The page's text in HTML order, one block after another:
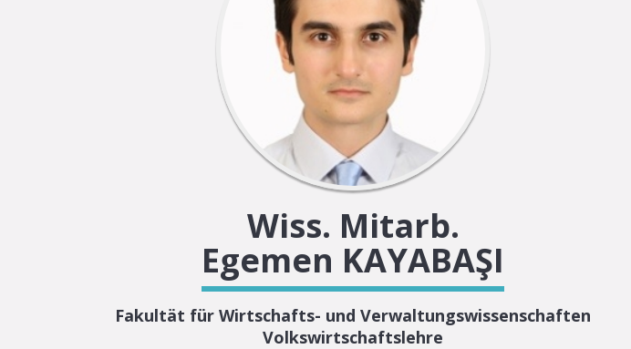
Wiss. Mitarb.
Egemen KAYABAŞI
Fakultät für Wirtschafts- und Verwaltungswissenschaften
Volkswirtschaftslehre